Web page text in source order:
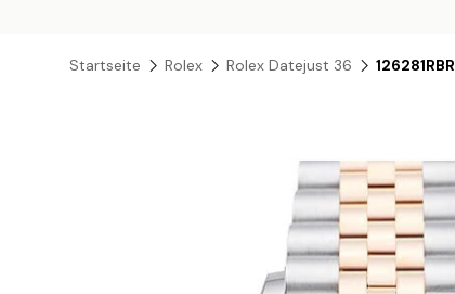
Startseite Rolex Rolex Datejust 36 126281RBR
Zu Produktinformationen springen